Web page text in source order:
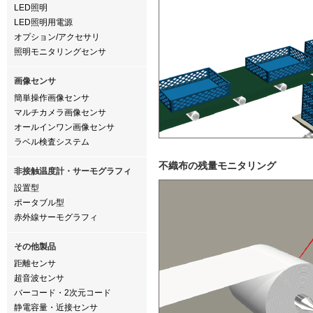
LED照明
LED照明用電源
オプション/アクセサリ
照明モニタリングセンサ
画像センサ
簡単操作画像センサ
マルチカメラ画像センサ
オールインワン画像センサ
ラベル検査システム
非接触温度計・サーモグラフィ
設置型
ポータブル型
赤外線サーモグラフィ
その他製品
距離センサ
超音波センサ
バーコード・2次元コード
静電容量・近接センサ
不織布の残量モニタリング